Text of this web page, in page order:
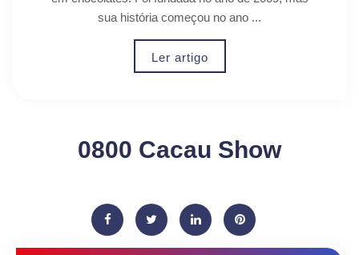
sua história começou no ano ...
Ler artigo
0800 Cacau Show